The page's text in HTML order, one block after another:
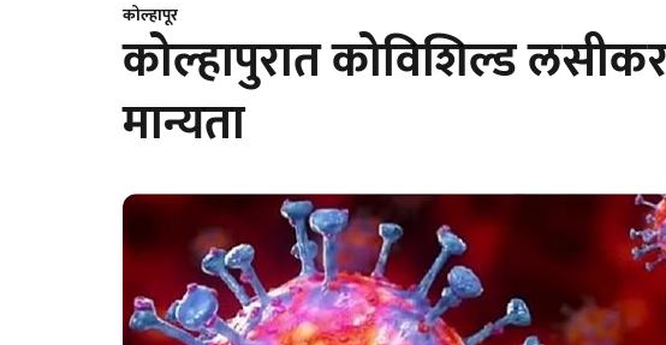
कोल्हापूर
कोल्हापुरात कोविशिल्ड
मान्यता